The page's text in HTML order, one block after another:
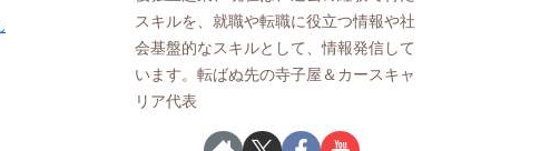
スキルを、就職や転職に役立つ情報や社
会基盤的なスキルとして、情報発信して
います。転ばぬ先の寺子屋＆カースキャ
リア代表